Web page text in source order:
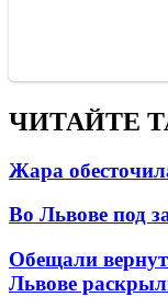
ЧИТАЙТЕ
Жара
Во Львове под
Обещали
Львове